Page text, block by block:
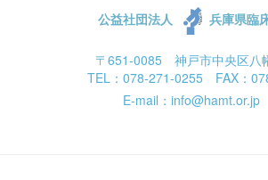
公益社団法人 兵庫県臨
〒651-0085 神戸市中央区八
TEL：078-271-0255 FAX：
E-mail：info@hamt.or.jp